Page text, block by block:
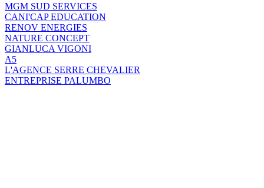
MGM SUD SERVICES
CANI'CAP EDUCATION
RENOV ENERGIES
NATURE CONCEPT
GIANLUCA VIGONI
A5
L'AGENCE SERRE CHEVALIER
ENTREPRISE PALUMBO